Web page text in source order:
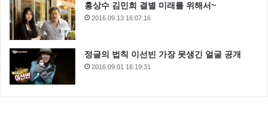
홍상수 김민희 결별 미래를 위해서~
2016.09.13 16:07:16
정글의 법칙 이선빈 가장 못생긴 얼굴 공개
2016.09.01 16:19:31